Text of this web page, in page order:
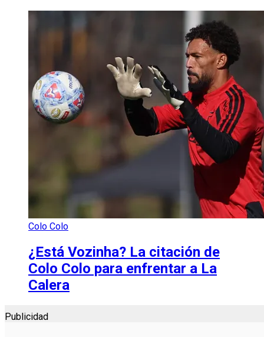
Colo Colo
¿Está Vozinha? La citación de
Colo Colo para enfrentar a La
Calera
Publicidad